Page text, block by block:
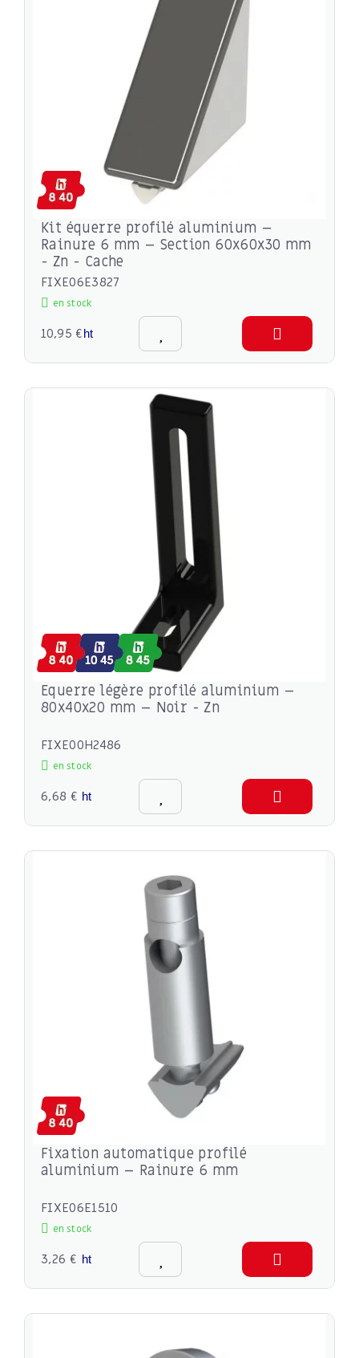
Kit équerre profilé aluminium –
Rainure 6 mm – Section 60x60x30 mm
- Zn - Cache
FIXE06E3827
en stock
10,95 €ht
Equerre légère profilé aluminium –
80x40x20 mm – Noir - Zn
FIXE00H2486
en stock
6,68 € ht
Fixation automatique profilé
aluminium – Rainure 6 mm
FIXE06E1510
en stock
3,26 € ht